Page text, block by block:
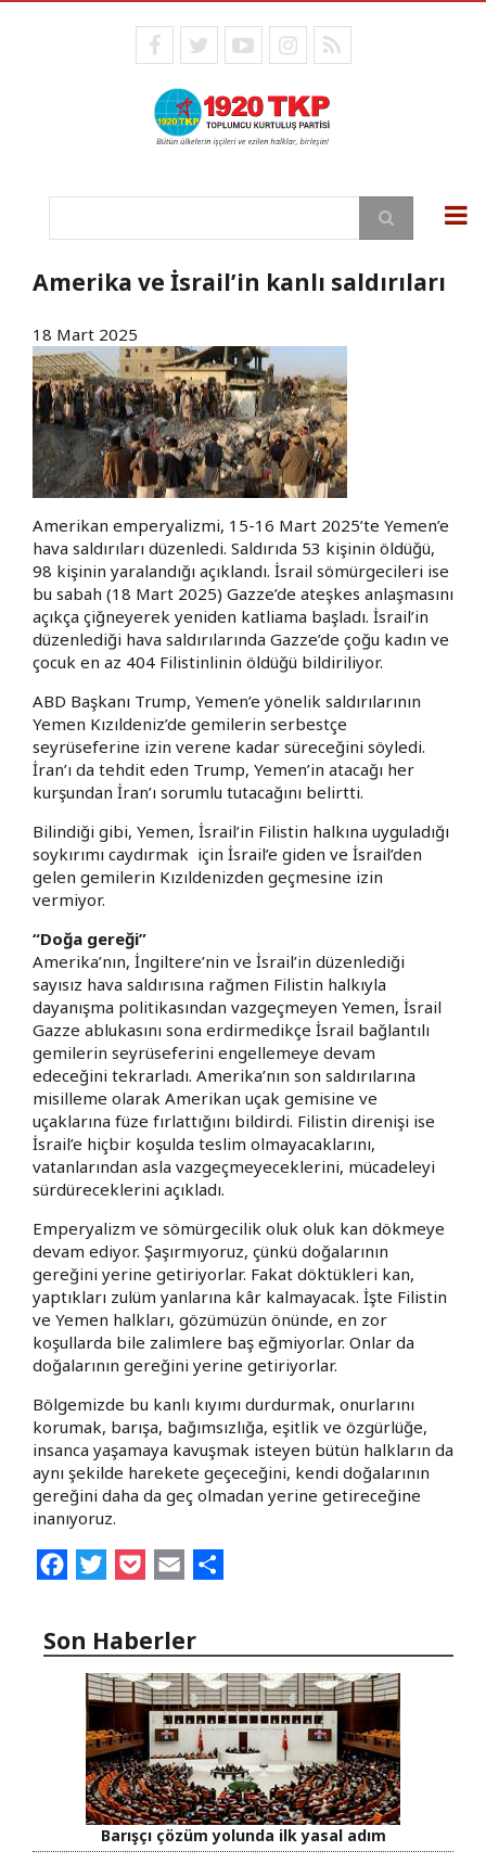
facebooktwitteryoutubeinstagram
RSS
Ara
Amerika ve İsrail’in kanlı saldırıları
18 Mart 2025
Amerikan emperyalizmi, 15-16 Mart 2025’te Yemen’e
hava saldırıları düzenledi. Saldırıda 53 kişinin öldüğü,
98 kişinin yaralandığı açıklandı. İsrail sömürgecileri ise
bu sabah (18 Mart 2025) Gazze’de ateşkes anlaşmasını
açıkça çiğneyerek yeniden katliama başladı. İsrail’in
düzenlediği hava saldırılarında Gazze’de çoğu kadın ve
çocuk en az 404 Filistinlinin öldüğü bildiriliyor.
ABD Başkanı Trump, Yemen’e yönelik saldırılarının
Yemen Kızıldeniz’de gemilerin serbestçe
seyrüseferine izin verene kadar süreceğini söyledi.
İran’ı da tehdit eden Trump, Yemen’in atacağı her
kurşundan İran’ı sorumlu tutacağını belirtti.
Bilindiği gibi, Yemen, İsrail’in Filistin halkına uyguladığı
soykırımı caydırmak için İsrail’e giden ve İsrail’den
gelen gemilerin Kızıldenizden geçmesine izin
vermiyor.
“Doğa gereği”
Amerika’nın, İngiltere’nin ve İsrail’in düzenlediği
sayısız hava saldırısına rağmen Filistin halkıyla
dayanışma politikasından vazgeçmeyen Yemen, İsrail
Gazze ablukasını sona erdirmedikçe İsrail bağlantılı
gemilerin seyrüseferini engellemeye devam
edeceğini tekrarladı. Amerika’nın son saldırılarına
misilleme olarak Amerikan uçak gemisine ve
uçaklarına füze fırlattığını bildirdi. Filistin direnişi ise
İsrail’e hiçbir koşulda teslim olmayacaklarını,
vatanlarından asla vazgeçmeyeceklerini, mücadeleyi
sürdüreceklerini açıkladı.
Emperyalizm ve sömürgecilik oluk oluk kan dökmeye
devam ediyor. Şaşırmıyoruz, çünkü doğalarının
gereğini yerine getiriyorlar. Fakat döktükleri kan,
yaptıkları zulüm yanlarına kâr kalmayacak. İşte Filistin
ve Yemen halkları, gözümüzün önünde, en zor
koşullarda bile zalimlere baş eğmiyorlar. Onlar da
doğalarının gereğini yerine getiriyorlar.
Bölgemizde bu kanlı kıyımı durdurmak, onurlarını
korumak, barışa, bağımsızlığa, eşitlik ve özgürlüğe,
insanca yaşamaya kavuşmak isteyen bütün halkların da
aynı şekilde harekete geçeceğini, kendi doğalarının
gereğini daha da geç olmadan yerine getireceğine
inanıyoruz.
FacebookTwitterPocketEmail
Son Haberler
Barışçı çözüm yolunda ilk yasal adım